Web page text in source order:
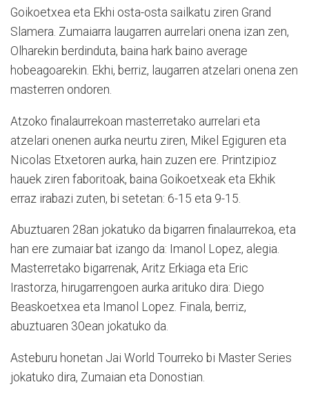
Goikoetxea eta Ekhi osta-osta sailkatu ziren Grand
Slamera. Zumaiarra laugarren aurrelari onena izan zen,
Olharekin berdinduta, baina hark baino average
hobeagoarekin. Ekhi, berriz, laugarren atzelari onena zen
masterren ondoren.
Atzoko finalaurrekoan masterretako aurrelari eta
atzelari onenen aurka neurtu ziren, Mikel Egiguren eta
Nicolas Etxetoren aurka, hain zuzen ere. Printzipioz
hauek ziren faboritoak, baina Goikoetxeak eta Ekhik
erraz irabazi zuten, bi setetan: 6-15 eta 9-15.
Abuztuaren 28an jokatuko da bigarren finalaurrekoa, eta
han ere zumaiar bat izango da: Imanol Lopez, alegia.
Masterretako bigarrenak, Aritz Erkiaga eta Eric
Irastorza, hirugarrengoen aurka arituko dira: Diego
Beaskoetxea eta Imanol Lopez. Finala, berriz,
abuztuaren 30ean jokatuko da.
Asteburu honetan Jai World Tourreko bi Master Series
jokatuko dira, Zumaian eta Donostian.